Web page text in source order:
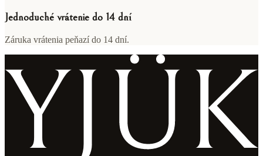
Jednoduché vrátenie do 14 dní
Záruka vrátenia peňazí do 14 dní.